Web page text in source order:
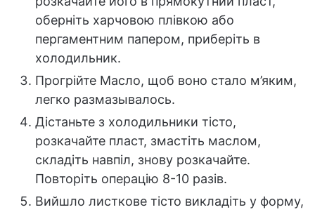
оберніть харчовою плівкою або
пергаментним папером, приберіть в
холодильник.
Прогрійте Масло, щоб воно стало м’яким,
легко размазывалось.
Дістаньте з холодильники тісто,
розкачайте пласт, змастіть маслом,
складіть навпіл, знову розкачайте.
Повторіть операцію 8-10 разів.
Вийшло листкове тісто викладіть у форму,